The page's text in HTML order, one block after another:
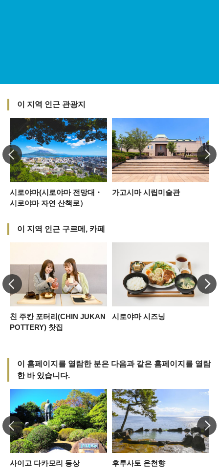
이 지역 인근 관광지
시로야마(시로야마 전망대・
시로야마 자연 산책로）
가고시마 시립미술관
이 지역 인근 구르메, 카페
친 주칸 포터리(CHIN JUKAN
POTTERY) 찻집
시로야마 시즈닝
이 홈페이지를 열람한 분은 다음과 같은 홈페이지를 열람
한 바 있습니다.
사이고 다카모리 동상 후루사토 온천향